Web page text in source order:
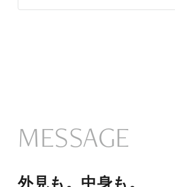
MESSAGE
外見も。中身も。